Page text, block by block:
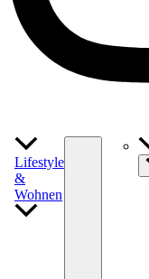
Lifestyle
&
Wohnen